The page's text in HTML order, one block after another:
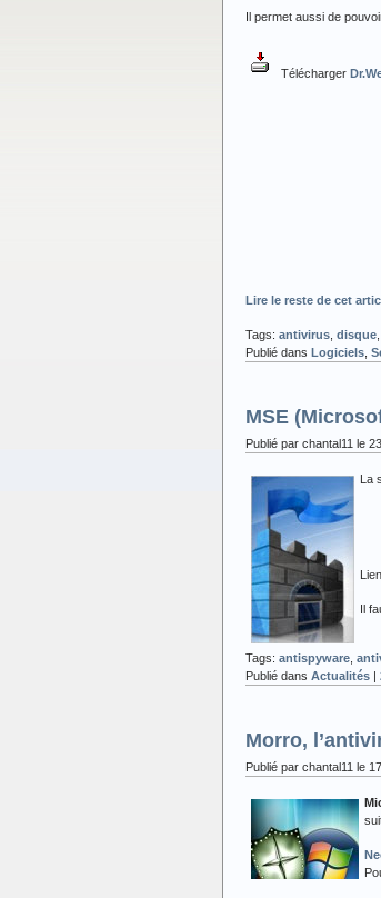
Il permet aussi de
Télécharger
Lire le reste de cet
Tags: antivirus disque
Publié dans Logiciels
MSE
Publié par chantal11 le
La
Il
Tags: antispyware
Publié dans Actualités |
Morro,
Publié par chantal11 le